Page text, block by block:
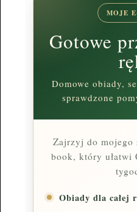
MOJE
Gotowe
Domowe obiady,
sprawdzone
Zajrzyj do
book, który ułatwi
Obiady dla całej